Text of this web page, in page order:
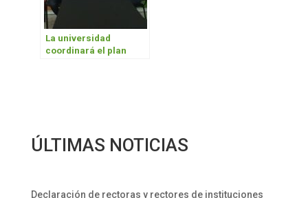
La universidad
coordinará el plan
ÚLTIMAS NOTICIAS
Declaración de rectoras y rectores de instituciones